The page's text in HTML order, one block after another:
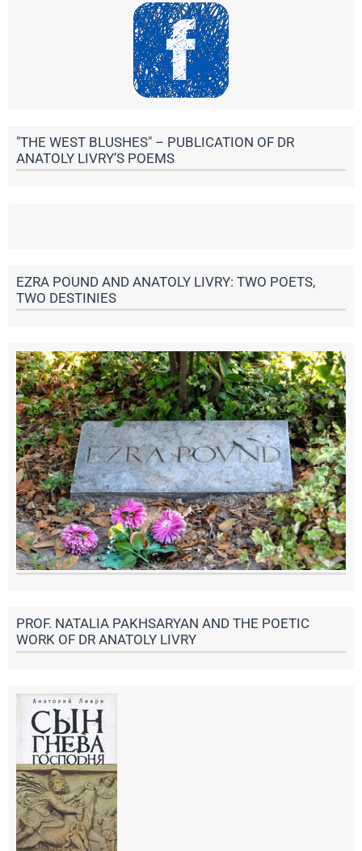
"THE WEST BLUSHES" – PUBLICATION OF DR
ANATOLY LIVRY’S POEMS
EZRA POUND AND ANATOLY LIVRY: TWO POETS,
TWO DESTINIES
PROF. NATALIA PAKHSARYAN AND THE POETIC
WORK OF DR ANATOLY LIVRY